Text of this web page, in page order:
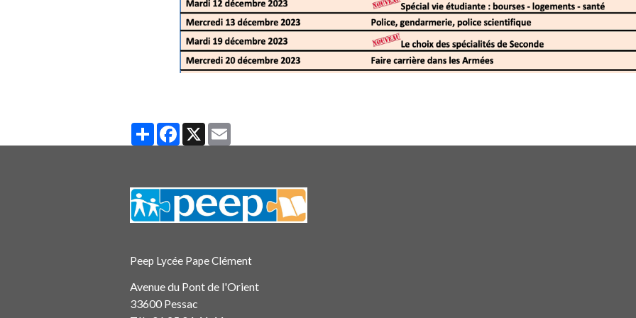
PartagerFacebook
X
Peep Lycée Pape Clément
Avenue du Pont de l'Orient
33600 Pessac